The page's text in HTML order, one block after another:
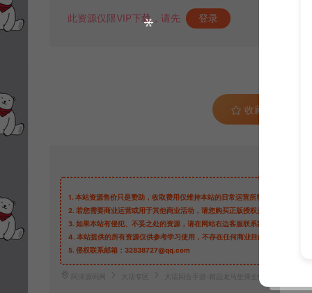
此资源仅限VIP下载，请先 登录
收藏 (1)
1. 本站资源售价只是赞助，收取费用仅维持本站的日常运营所需。
2. 若您需要商业运营或用于其他商业活动，请您购买正版授权并合法使用。
3. 如果本站有侵犯、不妥之处的资源，请在网站右边客服联系我们。将会第一
4. 本站提供的所有资源仅供参考学习使用，不存在任何商业目的与商业用途，
5. 侵权联系邮箱：32838727@qq.com
阿泽源码网 大话专区 大话回合手游-精品龙马坐骑全帧明文素材